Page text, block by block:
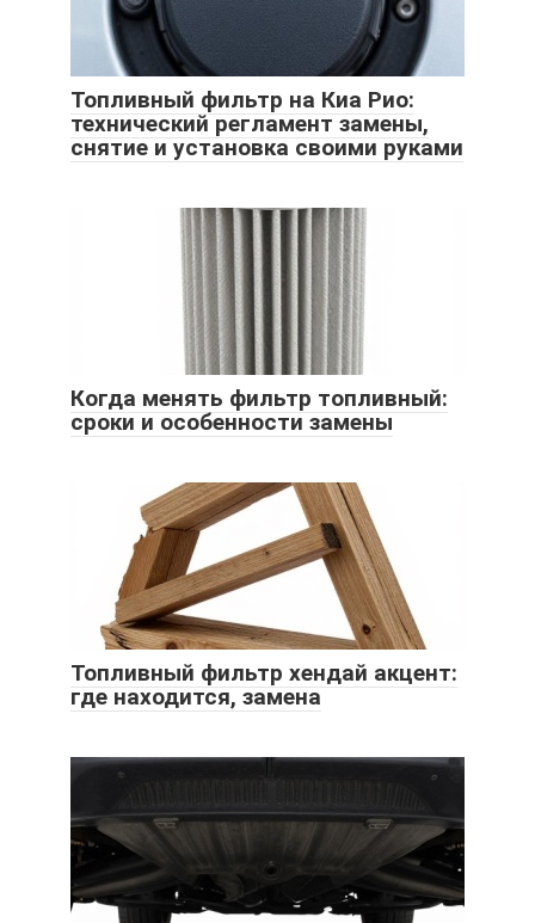
Топливный фильтр на Киа Рио:
технический регламент замены,
снятие и установка своими руками
Когда менять фильтр топливный:
сроки и особенности замены
Топливный фильтр хендай акцент:
где находится, замена